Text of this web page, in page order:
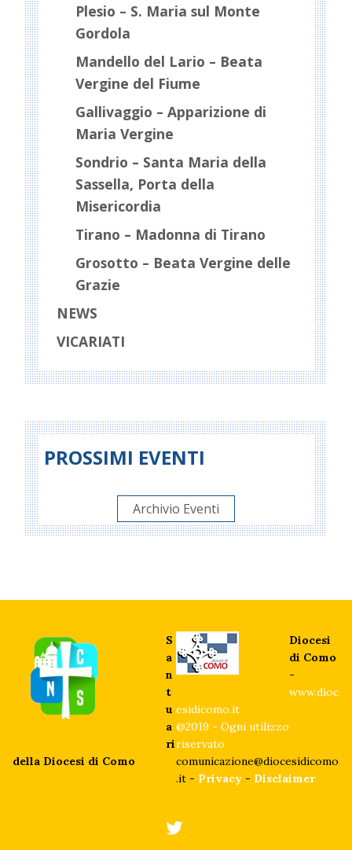
Plesio – S. Maria sul Monte
Gordola
Mandello del Lario – Beata
Vergine del Fiume
Gallivaggio – Apparizione di
Maria Vergine
Sondrio – Santa Maria della
Sassella, Porta della
Misericordia
Tirano – Madonna di Tirano
Grosotto – Beata Vergine delle
Grazie
NEWS
VICARIATI
PROSSIMI EVENTI
Archivio Eventi
S
a
n
t
u
a
ri
della Diocesi di Como
Diocesi
di Como
-
www.dioc
esidicomo.it
@2019 - Ogni utilizzo
riservato
comunicazione@diocesidicomo
.it - Privacy - Disclaimer
twitter